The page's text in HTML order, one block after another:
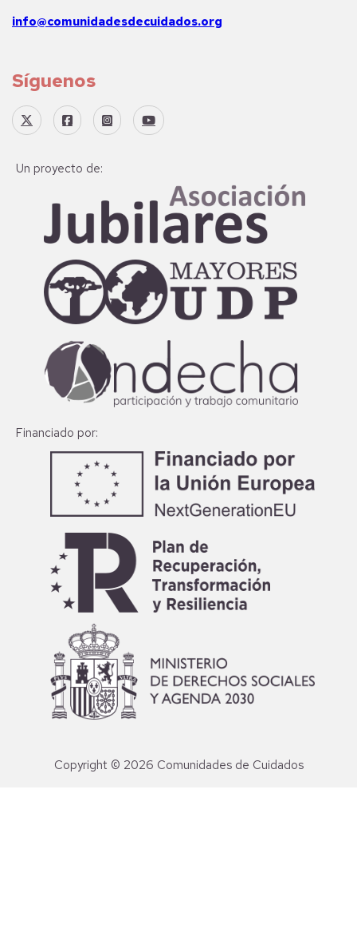
info@comunidadesdecuidados.org
Síguenos
Un proyecto de:
Financiado por:
Copyright © 2026 Comunidades de Cuidados